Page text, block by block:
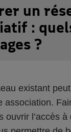
un
:
?
existant
association.
ouvrir l’accès